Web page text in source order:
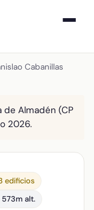
Cabanillas
de Almadén (CP
2026.
edificios
573m alt.